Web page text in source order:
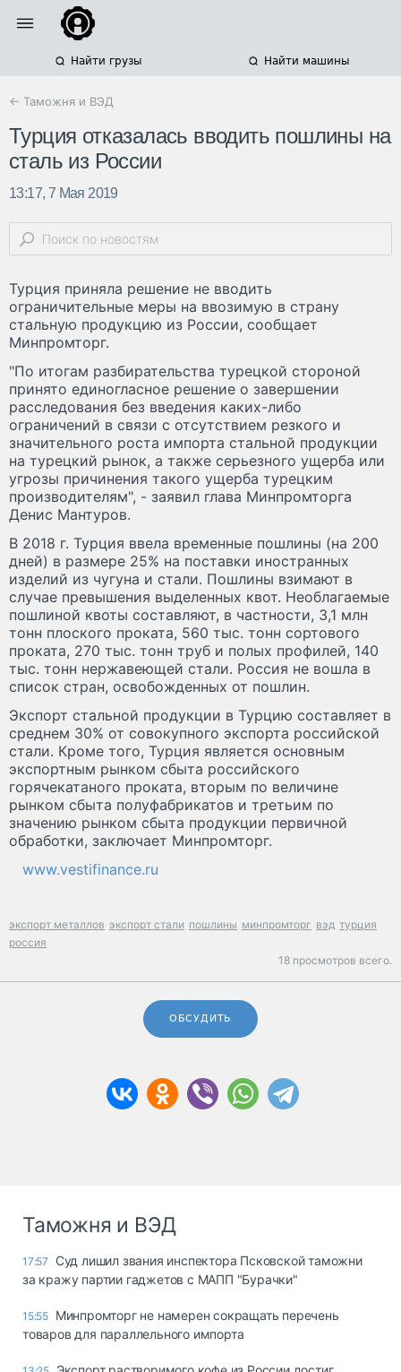
Найти грузы Найти машины
← Таможня и ВЭД
Турция отказалась вводить пошлины на
сталь из России
13:17, 7 Мая 2019
Турция приняла решение не вводить
ограничительные меры на ввозимую в страну
стальную продукцию из России, сообщает
Минпромторг.
"По итогам разбирательства турецкой стороной
принято единогласное решение о завершении
расследования без введения каких-либо
ограничений в связи с отсутствием резкого и
значительного роста импорта стальной продукции
на турецкий рынок, а также серьезного ущерба или
угрозы причинения такого ущерба турецким
производителям", - заявил глава Минпромторга
Денис Мантуров.
В 2018 г. Турция ввела временные пошлины (на 200
дней) в размере 25% на поставки иностранных
изделий из чугуна и стали. Пошлины взимают в
случае превышения выделенных квот. Необлагаемые
пошлиной квоты составляют, в частности, 3,1 млн
тонн плоского проката, 560 тыс. тонн сортового
проката, 270 тыс. тонн труб и полых профилей, 140
тыс. тонн нержавеющей стали. Россия не вошла в
список стран, освобожденных от пошлин.
Экспорт стальной продукции в Турцию составляет в
среднем 30% от совокупного экспорта российской
стали. Кроме того, Турция является основным
экспортным рынком сбыта российского
горячекатаного проката, вторым по величине
рынком сбыта полуфабрикатов и третьим по
значению рынком сбыта продукции первичной
обработки, заключает Минпромторг.
www.vestifinance.ru
экспорт металлов экспорт стали пошлины минпромторг вэд турция
россия
18 просмотров всего.
ОБСУДИТЬ
Таможня и ВЭД
17:57
Суд лишил звания инспектора Псковской таможни
за кражу партии гаджетов с МАПП "Бурачки"
15:55 Минпромторг не намерен сокращать перечень
товаров для параллельного импорта